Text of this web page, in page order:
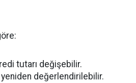
tutarı değişebilir.
değerlendirilebilir.